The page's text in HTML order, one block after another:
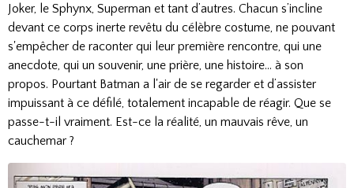
Joker, le Sphynx, Superman et tant d’autres. Chacun s’incline
devant ce corps inerte revêtu du célèbre costume, ne pouvant
s'empêcher de raconter qui leur première rencontre, qui une
anecdote, qui un souvenir, une prière, une histoire… à son
propos. Pourtant Batman a l'air de se regarder et d’assister
impuissant à ce défilé, totalement incapable de réagir. Que se
passe-t-il vraiment. Est-ce la réalité, un mauvais rêve, un
cauchemar ?